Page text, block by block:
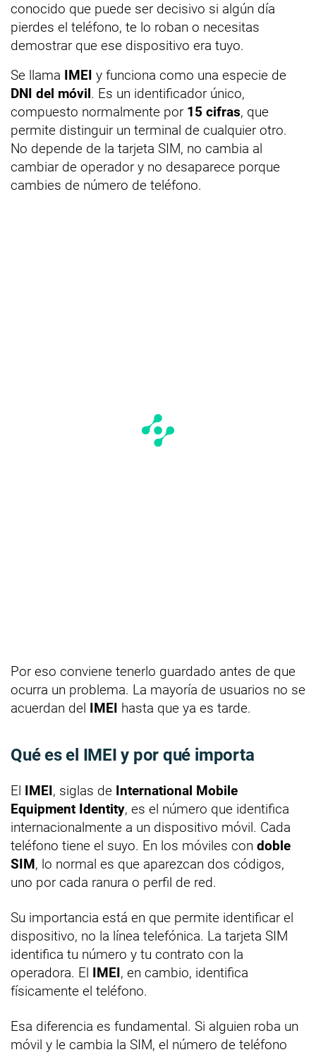
conocido que puede ser decisivo si algún día
pierdes el teléfono, te lo roban o necesitas
demostrar que ese dispositivo era tuyo.
Se llama IMEI y funciona como una especie de
DNI del móvil. Es un identificador único,
compuesto normalmente por 15 cifras, que
permite distinguir un terminal de cualquier otro.
No depende de la tarjeta SIM, no cambia al
cambiar de operador y no desaparece porque
cambies de número de teléfono.
Por eso conviene tenerlo guardado antes de que
ocurra un problema. La mayoría de usuarios no se
acuerdan del IMEI hasta que ya es tarde.
Qué es el IMEI y por qué importa
El IMEI, siglas de International Mobile
Equipment Identity, es el número que identifica
internacionalmente a un dispositivo móvil. Cada
teléfono tiene el suyo. En los móviles con doble
SIM, lo normal es que aparezcan dos códigos,
uno por cada ranura o perfil de red.
Su importancia está en que permite identificar el
dispositivo, no la línea telefónica. La tarjeta SIM
identifica tu número y tu contrato con la
operadora. El IMEI, en cambio, identifica
físicamente el teléfono.
Esa diferencia es fundamental. Si alguien roba un
móvil y le cambia la SIM, el número de teléfono